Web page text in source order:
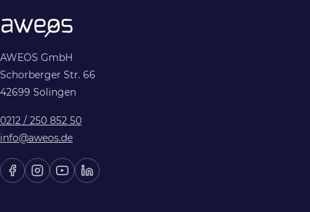
AWEOS GmbH
Schorberger Str. 66
42699 Solingen
0212 / 250 852 50
info@aweos.de